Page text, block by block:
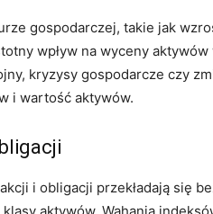
gospodarczej, takie jak
wpływ na wyceny
kryzysy gospodarcze czy
i wartość aktywów.
i obligacji przekładają się